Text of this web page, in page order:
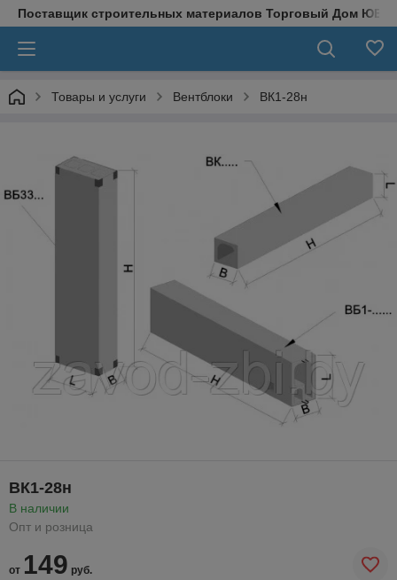
Поставщик строительных материалов Торговый Дом
Товары и услуги Вентблоки ВК1-28н
ВК1-28н
В наличии
Опт и розница
от 149 руб.